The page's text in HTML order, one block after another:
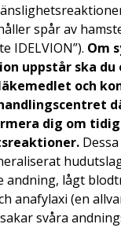
spår av
IDELVION”). Om
uppstår ska du
och
dig om
andning, lågt
anafylaxi (en
svåra